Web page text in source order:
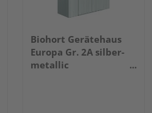
Biohort Gerätehaus
Europa Gr. 2A silber-
metallic